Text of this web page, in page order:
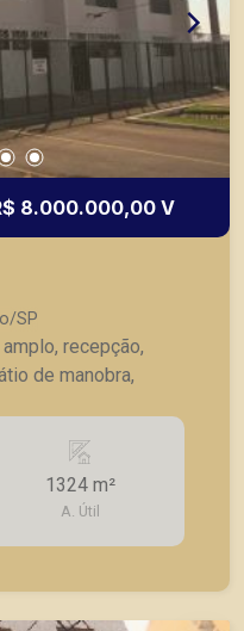
8.000.000,00 V
SP
recepção,
de manobra,
1324 m²
A. Útil